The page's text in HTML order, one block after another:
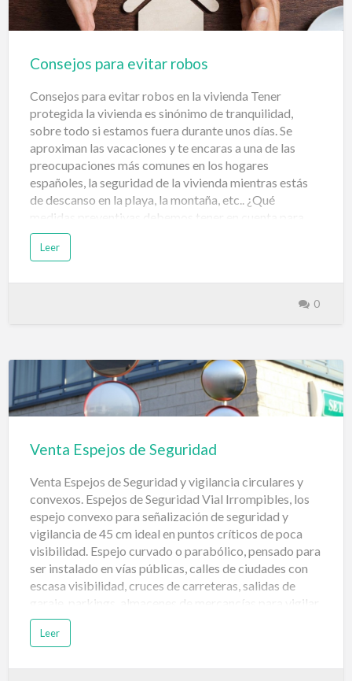
sistema de cerraduras o cerrojos de protección
adecuados para prevenir presencias no deseadas u
Consejos para evitar robos
Consejos para evitar robos en la vivienda Tener
protegida la vivienda es sinónimo de tranquilidad,
sobre todo si estamos fuera durante unos días. Se
aproximan las vacaciones y te encaras a una de las
preocupaciones más comunes en los hogares
españoles, la seguridad de la vivienda mientras estás
de descanso en la playa, la montaña, etc.. ¿Qué
medidas preventivas debemos tener en cuenta para
que nuestra vivienda esté protegida mientras estamos
de veraneo? Sigue leyendo para estar informado de
problemas Existen diversas formas para que no nos
roben mientras no estamos en el hogar, pero vamos a
Las alarmas son muy eficientes ya que en el momento
que alguien entra en nuestra casa nos lo comunican,
pero no siempre son la prevención suficiente, ya que si
Leer
0
Venta Espejos de Seguridad
Venta Espejos de Seguridad y vigilancia circulares y
convexos. Espejos de Seguridad Vial Irrompibles, los
espejo convexo para señalización de seguridad y
vigilancia de 45 cm ideal en puntos críticos de poca
visibilidad. Espejo curvado o parabólico, pensado para
ser instalado en vías públicas, calles de ciudades con
escasa visibilidad, cruces de carreteras, salidas de
garaje, parkings, almacenes de mercancías para vigilar
pasillos, y allí donde es fundamental aumentar la
visibilidad para reducir riesgos innecesarios. Aumentar
larga es muy rentable, si estas firmemente
Leer